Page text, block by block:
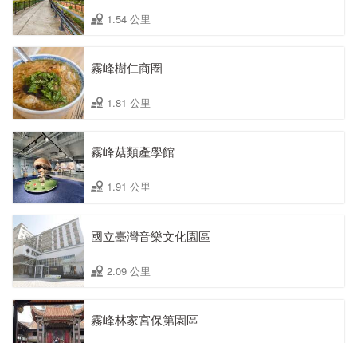
1.54 公里
霧峰樹仁商圈
1.81 公里
霧峰菇類產學館
1.91 公里
國立臺灣音樂文化園區
2.09 公里
霧峰林家宮保第園區